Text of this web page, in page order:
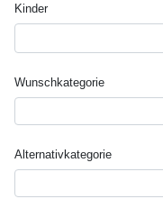
Kinder
Wunsch­kategorie
Alternativ­kategorie